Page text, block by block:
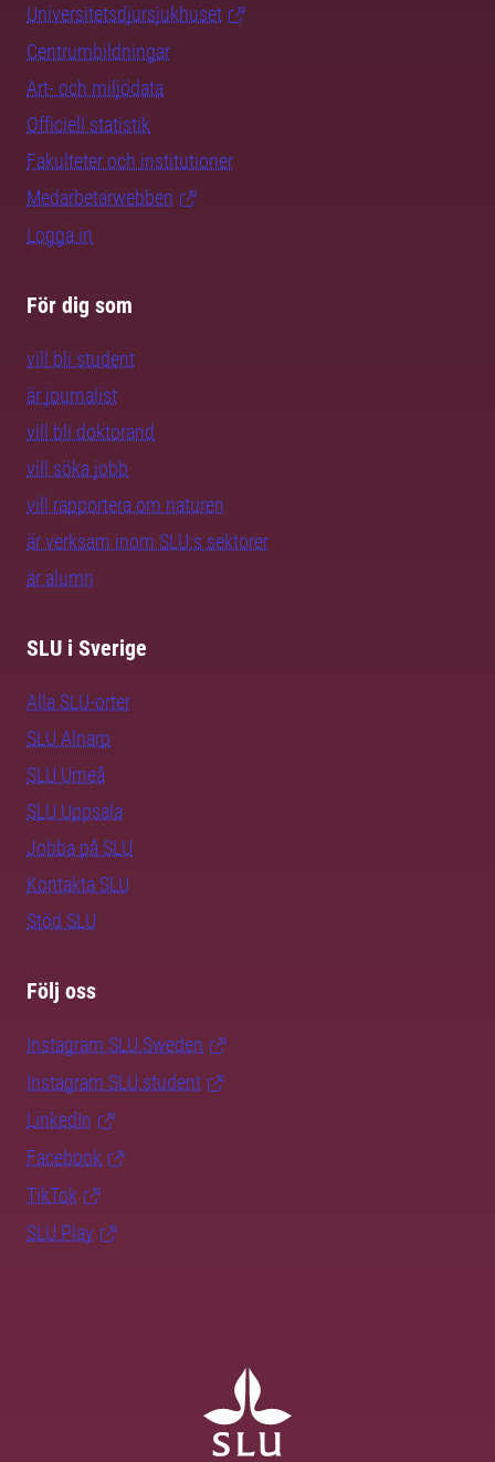
Universitetsdjursjukhuset
Centrumbildningar
Art- och miljödata
Officiell statistik
Fakulteter och institutioner
Medarbetarwebben
Logga in
För dig som
vill bli student
är journalist
vill bli doktorand
vill söka jobb
vill rapportera om naturen
är verksam inom SLU:s sektorer
är alumn
SLU i Sverige
Alla SLU-orter
SLU Alnarp
SLU Umeå
SLU Uppsala
Jobba på SLU
Kontakta SLU
Stöd SLU
Följ oss
Instagram SLU.Sweden
Instagram SLU.student
LinkedIn
Facebook
TikTok
SLU Play